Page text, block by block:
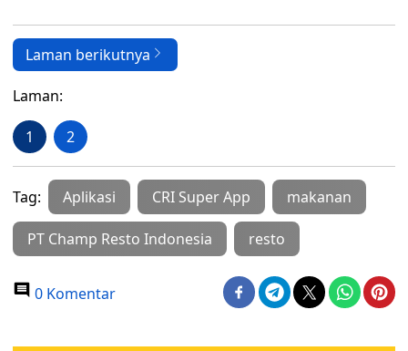
Laman berikutnya
Laman:
1 2
Tag: Aplikasi CRI Super App makanan
PT Champ Resto Indonesia resto
0 Komentar